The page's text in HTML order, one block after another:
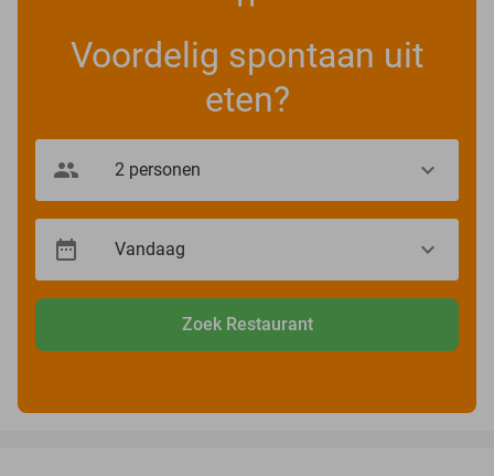
Voordelig spontaan uit
eten?
Zoek Restaurant